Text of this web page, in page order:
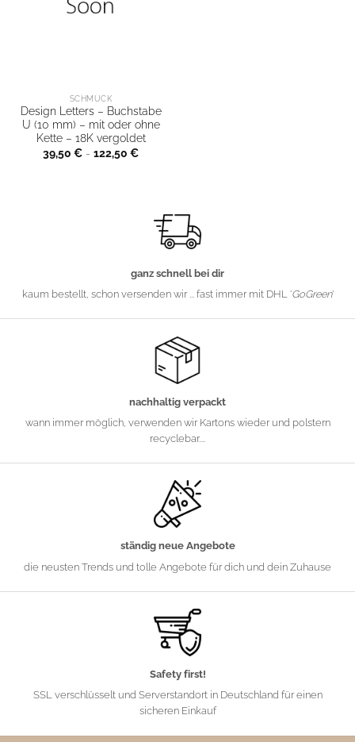
SCHMUCK
Design Letters – Buchstabe
U (10 mm) – mit oder ohne
Kette – 18K vergoldet
39,50 € - 122,50 €
ganz schnell bei dir
kaum bestellt, schon versenden wir ... fast immer mit DHL 'GoGreen'
nachhaltig verpackt
wann immer möglich, verwenden wir Kartons wieder und polstern
recyclebar....
ständig neue Angebote
die neusten Trends und tolle Angebote für dich und dein Zuhause
Safety first!
SSL verschlüsselt und Serverstandort in Deutschland für einen
sicheren Einkauf